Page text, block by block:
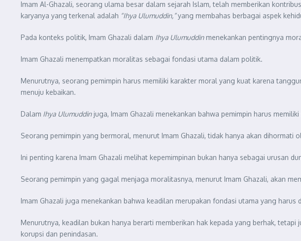
Imam Al-Ghazali, seorang ulama besar dalam sejarah Islam, telah memberikan
karyanya yang terkenal adalah “Ihya Ulumuddin,”yang membahas berbagai aspek
Pada konteks politik, Imam Ghazali dalam Ihya Ulumuddinmenekankan pentingnya
Imam Ghazali menempatkan moralitas sebagai fondasi utama dalam politik.
Menurutnya, seorang pemimpin harus memiliki karakter moral yang kuat karena
menuju kebaikan.
Dalam Ihya Ulumuddinjuga, Imam Ghazali menekankan bahwa pemimpin harus
Seorang pemimpin yang bermoral, menurut Imam Ghazali, tidak hanya akan
Ini penting karena Imam Ghazali melihat kepemimpinan bukan hanya sebagai urusan
Seorang pemimpin yang gagal menjaga moralitasnya, menurut Imam Ghazali, akan
Imam Ghazali juga menekankan bahwa keadilan merupakan fondasi utama yang harus
Menurutnya, keadilan bukan hanya berarti memberikan hak kepada yang berhak,
korupsi dan penindasan.